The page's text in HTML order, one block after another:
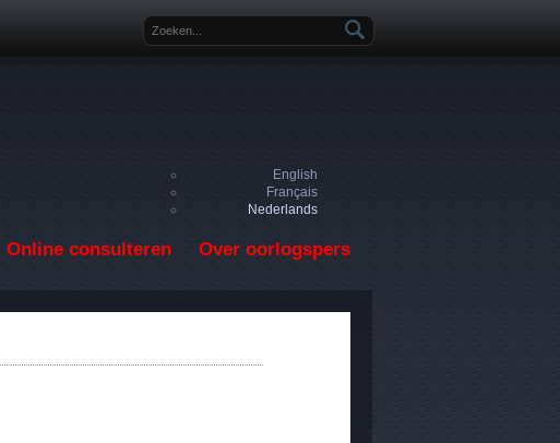
Zoekveld
English
Français
Nederlands
Online consulteren Over oorlogspers